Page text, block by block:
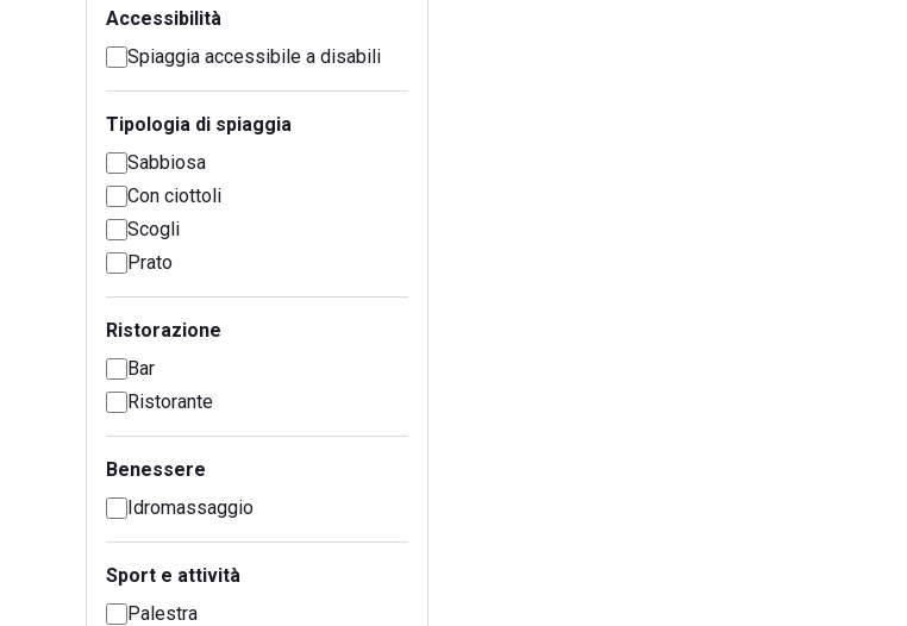
Accessibilità
Spiaggia accessibile a disabili
Tipologia di spiaggia
Sabbiosa
Con ciottoli
Scogli
Prato
Ristorazione
Bar
Ristorante
Benessere
Idromassaggio
Sport e attività
Palestra